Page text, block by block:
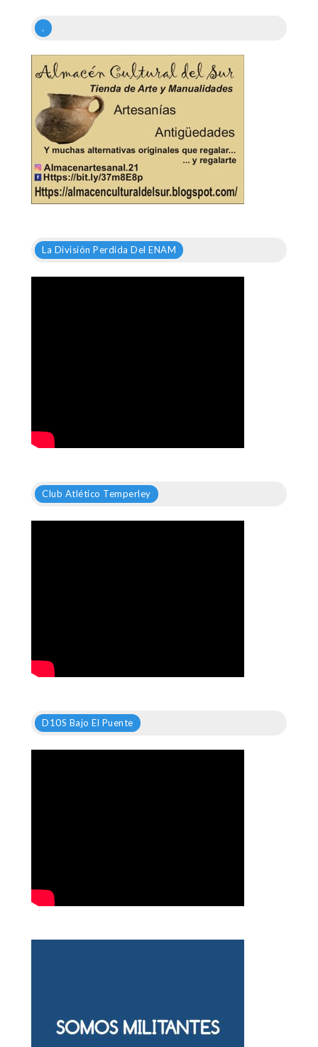
.
La División Perdida Del ENAM
Club Atlético Temperley
D10S Bajo El Puente